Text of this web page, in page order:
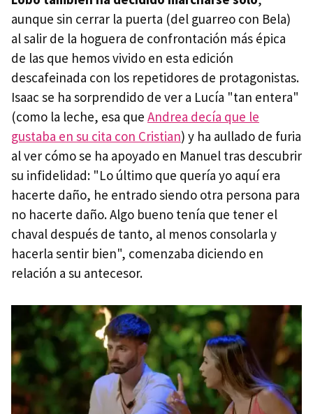
aunque sin cerrar la puerta (del guarreo con Bela)
al salir de la hoguera de confrontación más épica
de las que hemos vivido en esta edición
descafeinada con los repetidores de protagonistas.
Isaac se ha sorprendido de ver a Lucía "tan entera"
(como la leche, esa que Andrea decía que le
gustaba en su cita con Cristian) y ha aullado de furia
al ver cómo se ha apoyado en Manuel tras descubrir
su infidelidad: "Lo último que quería yo aquí era
hacerte daño, he entrado siendo otra persona para
no hacerte daño. Algo bueno tenía que tener el
chaval después de tanto, al menos consolarla y
hacerla sentir bien", comenzaba diciendo en
relación a su antecesor.